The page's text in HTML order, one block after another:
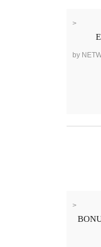
>
by
>